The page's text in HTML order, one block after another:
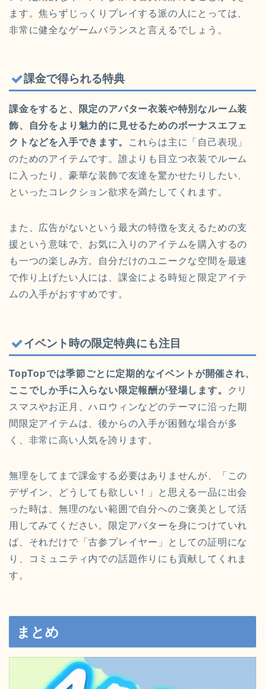
ます。焦らずじっくりプレイする派の人にとっては、
非常に健全なゲームバランスと言えるでしょう。
課金で得られる特典
課金をすると、限定のアバター衣装や特別なルーム装
飾、自分をより魅力的に見せるためのボーナスエフェ
クトなどを入手できます。
これらは主に「自己表現」
のためのアイテムです。誰よりも目立つ衣装でルーム
に入ったり、豪華な装飾で友達を驚かせたりしたい、
といったコレクション欲求を満たしてくれます。
また、広告がないという最大の特徴を支えるための支
援という意味で、お気に入りのアイテムを購入するの
も一つの楽しみ方。自分だけのユニークな空間を最速
で作り上げたい人には、課金による時短と限定アイテ
ムの入手がおすすめです。
イベント時の限定特典にも注目
TopTopでは季節ごとに定期的なイベントが開催され、
ここでしか手に入らない限定報酬が登場します。
クリ
スマスやお正月、ハロウィンなどのテーマに沿った期
間限定アイテムは、後からの入手が困難な場合が多
く、非常に高い人気を誇ります。
無理をしてまで課金する必要はありませんが、「この
デザイン、どうしても欲しい！」と思える一品に出会
った時は、無理のない範囲で自分へのご褒美として活
用してみてください。限定アバターを身につけていれ
ば、それだけで「古参プレイヤー」としての証明にな
り、コミュニティ内での話題作りにも貢献してくれま
す。
まとめ